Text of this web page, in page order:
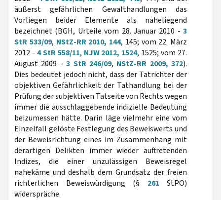
äußerst gefährlichen Gewalthandlungen das
Vorliegen beider Elemente als naheliegend
bezeichnet (BGH, Urteile vom 28. Januar 2010 - 3
StR 533/09, NStZ-RR 2010, 144, 145; vom 22. März
2012 - 4 StR 558/11, NJW 2012, 1524, 1525; vom 27.
August 2009 -3 StR 246/09, NStZ-RR 2009, 372).
Dies bedeutet jedoch nicht, dass der Tatrichter der
objektiven Gefährlichkeit der Tathandlung bei der
Prüfung der subjektiven Tatseite von Rechts wegen
immer die ausschlaggebende indizielle Bedeutung
beizumessen hätte. Darin läge vielmehr eine vom
Einzelfall gelöste Festlegung des Beweiswerts und
der Beweisrichtung eines im Zusammenhang mit
derartigen Delikten immer wieder auftretenden
Indizes, die einer unzulässigen Beweisregel
nahekäme und deshalb dem Grundsatz der freien
richterlichen Beweiswürdigung (§ 261 StPO)
widerspräche.